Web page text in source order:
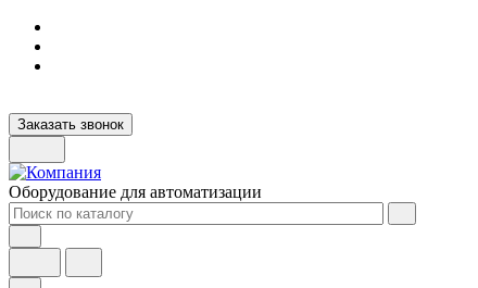
Заказать звонок
Оборудование для автоматизации